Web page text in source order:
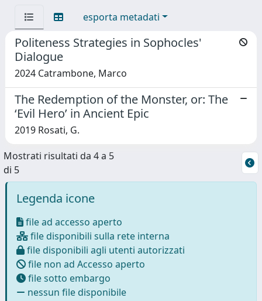
esporta metadati
Politeness Strategies in Sophocles'
Dialogue
2024 Catrambone, Marco
The Redemption of the Monster, or: The
‘Evil Hero’ in Ancient Epic
2019 Rosati, G.
Mostrati risultati da 4 a 5
di 5
Legenda icone
file ad accesso aperto
file disponibili sulla rete interna
file disponibili agli utenti autorizzati
file non ad Accesso aperto
file sotto embargo
nessun file disponibile